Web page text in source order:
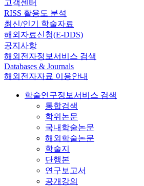
고객센터
RISS 활용도 분석
최신/인기 학술자료
해외자료신청(E-DDS)
공지사항
해외전자정보서비스 검색
Databases & Journals
해외전자자료 이용안내
학술연구정보서비스 검색
통합검색
학위논문
국내학술논문
해외학술논문
학술지
단행본
연구보고서
공개강의